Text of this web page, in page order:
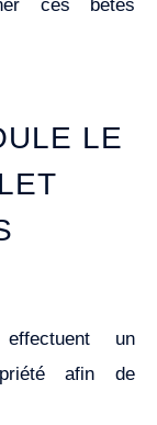
ces bêtes
LE
un
afin de